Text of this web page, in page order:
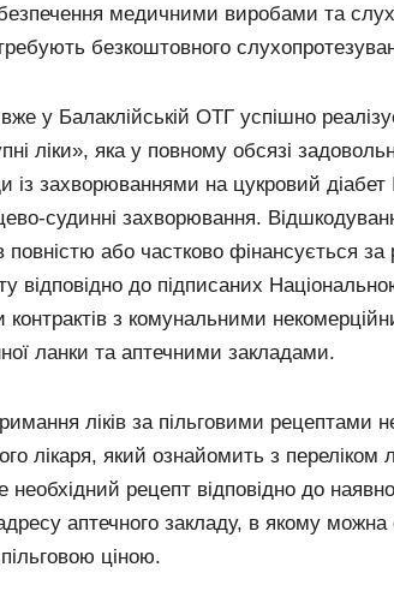
медичними виробами та
безкоштовного
у Балаклійській ОТГ успішно
ліки», яка у повному обсязі
із захворюваннями на цукровий
судинні захворювання.
повністю або частково фінансується
відповідно до підписаних
контрактів з комунальними
ланки та аптечними закладами.
ліків за пільговими рецептами
лікаря, який ознайомить з переліком
необхідний рецепт відповідно до
аптечного закладу, в якому
ціною.